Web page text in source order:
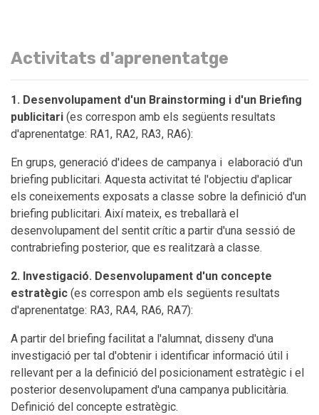
Activitats d'aprenentatge
1. Desenvolupament d'un Brainstorming i d'un Briefing
publicitari (es correspon amb els següents resultats
d'aprenentatge: RA1, RA2, RA3, RA6):
En grups, generació d'idees de campanya i elaboració d'un
briefing publicitari. Aquesta activitat té l'objectiu d'aplicar
els coneixements exposats a classe sobre la definició d'un
briefing publicitari. Així mateix, es treballarà el
desenvolupament del sentit crític a partir d'una sessió de
contrabriefing posterior, que es realitzarà a classe.
2. Investigació. Desenvolupament d'un concepte
estratègic (es correspon amb els següents resultats
d'aprenentatge: RA3, RA4, RA6, RA7):
A partir del briefing facilitat a l'alumnat, disseny d'una
investigació per tal d'obtenir i identificar informació útil i
rellevant per a la definició del posicionament estratègic i el
posterior desenvolupament d'una campanya publicitària.
Definició del concepte estratègic.